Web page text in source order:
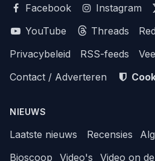
Facebook
Instagram
YouTube
Threads
Privacybeleid
RSS-feeds
Contact / Adverteren
NIEUWS
Laatste nieuws Recensies
Bioscoop
Video's Video on